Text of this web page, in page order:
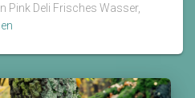
Pink Deli Frisches Wasser,
Play"